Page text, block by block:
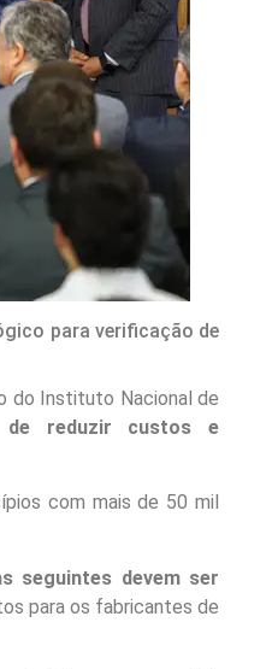
para verificação de
do Instituto Nacional de
de reduzir custos e
com mais de 50 mil
seguintes devem ser
para os fabricantes de